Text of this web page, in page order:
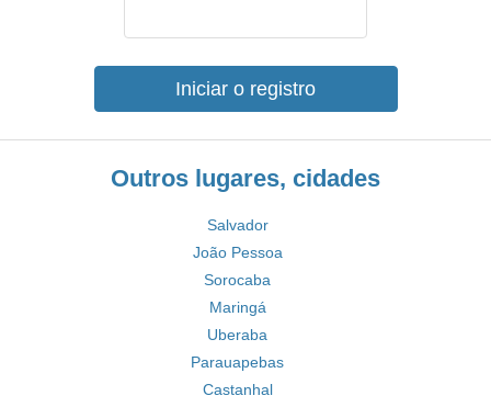
Iniciar o registro
Outros lugares, cidades
Salvador
João Pessoa
Sorocaba
Maringá
Uberaba
Parauapebas
Castanhal